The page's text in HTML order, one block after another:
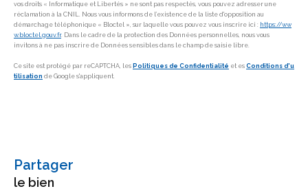
vos droits « Informatique et Libertés » ne sont pas respectés, vous pouvez adresser une
réclamation à la CNIL. Nous vous informons de l’existence de la liste d'opposition au
démarchage téléphonique « Bloctel », sur laquelle vous pouvez vous inscrire ici : https://ww
w.bloctel.gouv.fr. Dans le cadre de la protection des Données personnelles, nous vous
invitons à ne pas inscrire de Données sensibles dans le champ de saisie libre.
Ce site est protégé par reCAPTCHA, les Politiques de Confidentialité et es Conditions d'u
tilisation de Google s'appliquent.
partager
le bien